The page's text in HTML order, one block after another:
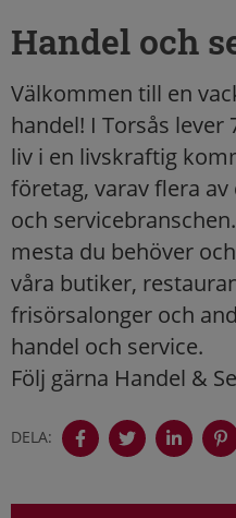
Handel och
Välkommen till en
handel! I Torsås
liv i en livskraftig
företag, varav flera
och
mesta du behöver
våra butiker,
frisörsalonger och
handel och service.
Följ gärna Handel &
DELA: